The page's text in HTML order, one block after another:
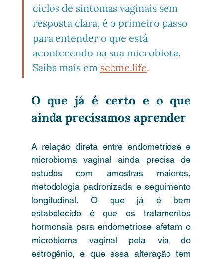
ciclos de sintomas vaginais sem
resposta clara, é o primeiro passo
para entender o que está
acontecendo na sua microbiota.
Saiba mais em seeme.life.
O que já é certo e o que
ainda precisamos aprender
A relação direta entre endometriose e
microbioma vaginal ainda precisa de
estudos com amostras maiores,
metodologia padronizada e seguimento
longitudinal. O que já é bem
estabelecido é que os tratamentos
hormonais para endometriose afetam o
microbioma vaginal pela via do
estrogênio, e que essa alteração tem